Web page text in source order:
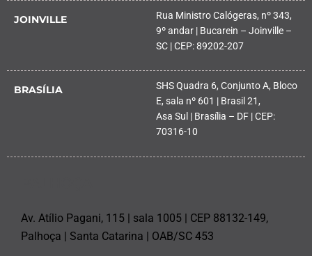
JOINVILLE
Rua Ministro Calógeras, nº 343,
9º andar | Bucarein – Joinville –
SC | CEP: 89202-207
BRASÍLIA
SHS Quadra 6, Conjunto A, Bloco
E, sala nº 601 | Brasil 21,
Asa Sul | Brasília – DF | CEP:
70316-10
Av. Atílio Pagani, 115 | sala 1005 | CEP 88132-149,
Palhoça | Santa Catarina | OAB/SC 453